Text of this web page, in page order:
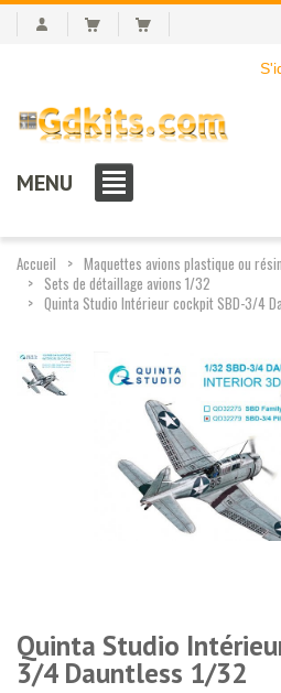
MENU
Accueil
Maquettes avions plastique ou
Sets de détaillage avions 1/32
Quinta Studio Intérieur cockpit SBD-3/4
Quinta Studio
3/4 Dauntless 1/32